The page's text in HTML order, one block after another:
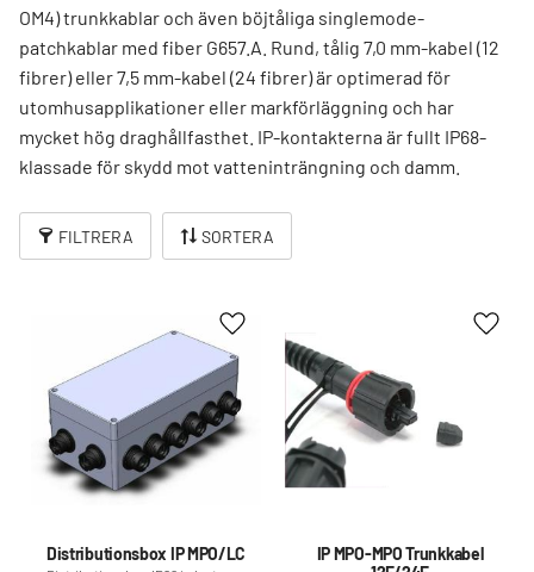
OM4) trunkkablar och även böjtåliga singlemode-
patchkablar med fiber G657.A. Rund, tålig 7,0 mm-kabel (12
fibrer) eller 7,5 mm-kabel (24 fibrer) är optimerad för
utomhusapplikationer eller markförläggning och har
mycket hög draghållfasthet. IP-kontakterna är fullt IP68-
klassade för skydd mot vatteninträngning och damm.
FILTRERA SORTERA
Distributionsbox IP MPO/LC
Lägg till i favoriter
IP MPO-MPO Trunkkabel
Lägg